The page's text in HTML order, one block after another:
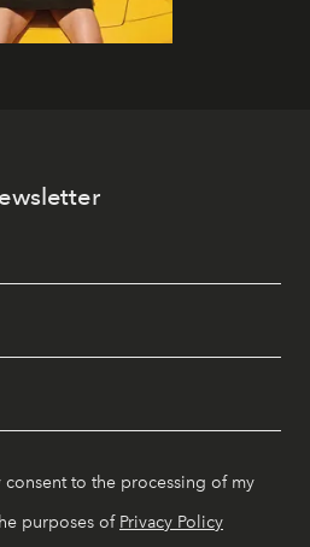
to the processing of my
purposes of Privacy Policy